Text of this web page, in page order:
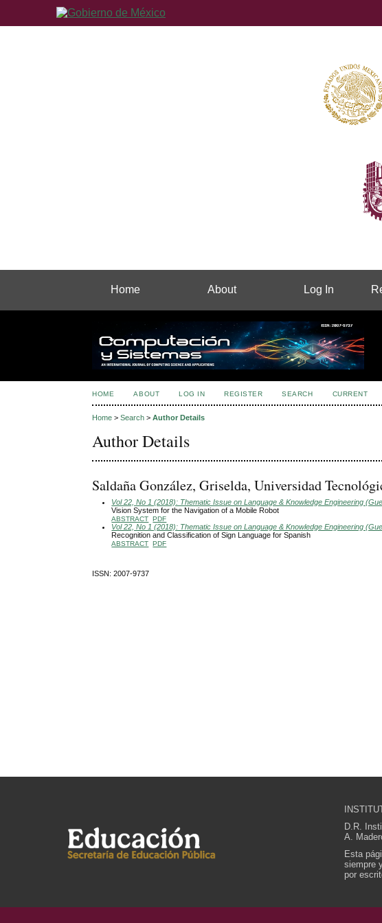
Home About Log In
HOME ABOUT LOG IN REGISTER SEARCH CURRENT
Home >Search >Author Details
Author Details
Saldaña González, Griselda, Universidad
Vol 22, No 1 (2018): Thematic Issue on Language & Knowledge Engineering
Vision System for the Navigation of a Mobile Robot
ABSTRACT PDF
Vol 22, No 1 (2018): Thematic Issue on Language & Knowledge Engineering
Recognition and Classification of Sign Language for Spanish
ABSTRACT PDF
ISSN: 2007-9737
D.R.
A.
Esta
siempre
por